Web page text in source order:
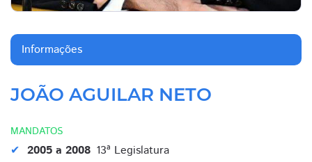
Informações
JOÃO AGUILAR NETO
MANDATOS
2005 a 2008 13ª Legislatura